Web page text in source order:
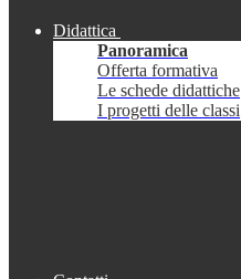
Didattica
Panoramica
Offerta formativa
Le schede didattiche
I progetti delle classi